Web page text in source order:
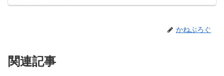
かねぶろぐ
関連記事